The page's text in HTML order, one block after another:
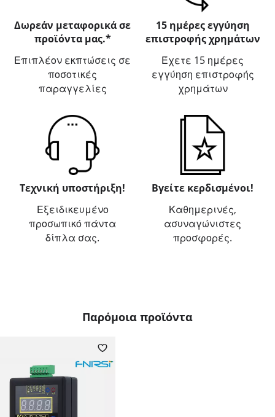
Δωρεάν μεταφορικά σε
προϊόντα μας.*
Επιπλέον εκπτώσεις σε
ποσοτικές
παραγγελίες
15 ημέρες εγγύηση
επιστροφής χρημάτων
Έχετε 15 ημέρες
εγγύηση επιστροφής
χρημάτων
Τεχνική υποστήριξη!
Εξειδικευμένο
προσωπικό πάντα
δίπλα σας.
Βγείτε κερδισμένοι!
Καθημερινές,
ασυναγώνιστες
προσφορές.
Παρόμοια προϊόντα